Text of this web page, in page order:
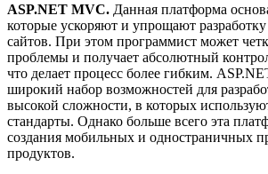
ASP.NET MVC. Данная платформа
которые ускоряют и упрощают
сайтов. При этом программист может
проблемы и получает абсолютный
что делает процесс более гибким.
широкий набор возможностей для
высокой сложности, в которых
стандарты. Однако больше всего эта
создания мобильных и одностраничных
продуктов.